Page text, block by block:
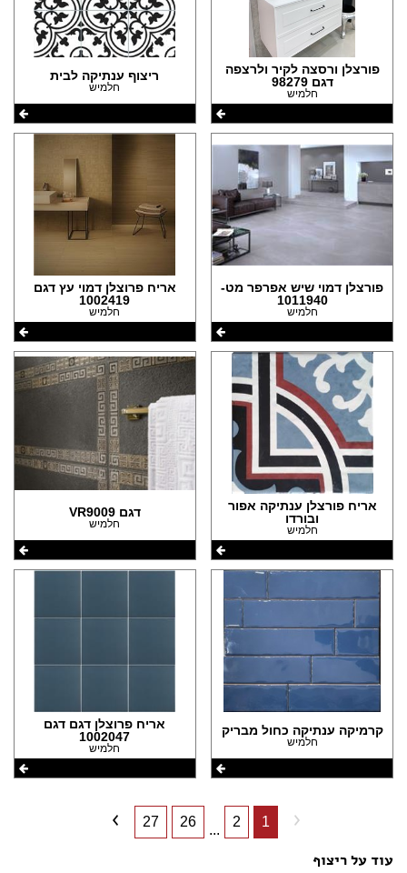
פורצלן ורסצה לקיר ולרצפה
דגם 98279
חלמיש
ריצוף ענתיקה לבית
חלמיש
פורצלן דמוי שיש אפרפר מט-
1011940
חלמיש
אריח פרוצלן דמוי עץ דגם
1002419
חלמיש
אריח פורצלן ענתיקה אפור
ובורדו
חלמיש
דגם VR9009
חלמיש
קרמיקה ענתיקה כחול מבריק
חלמיש
אריח פרוצלן דגם דגם
1002047
חלמיש
1
2
...
26
27
עוד על ריצוף